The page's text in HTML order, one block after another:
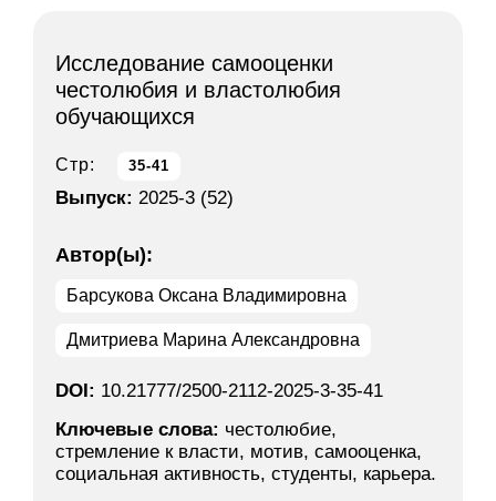
Исследование самооценки
честолюбия и властолюбия
обучающихся
Стр: 35-41
Выпуск: 2025-3 (52)
Автор(ы):
Барсукова Оксана Владимировна
Дмитриева Марина Александровна
DOI: 10.21777/2500-2112-2025-3-35-41
Ключевые слова: честолюбие,
стремление к власти, мотив, самооценка,
социальная активность, студенты, карьера.